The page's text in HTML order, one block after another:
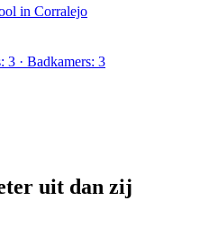
in Corralejo
3 · Badkamers: 3
uit dan zij